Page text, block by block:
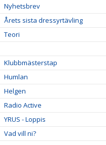
Nyhetsbrev
Årets sista dressyrtävling
Teori
Klubbmästerstap
Humlan
Helgen
Radio Active
YRUS - Loppis
Vad vill ni?